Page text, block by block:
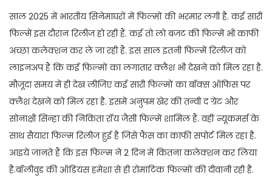
साल 2025 में भारतीय सिनेमाघरों में फिल्मों की भरमार लगी है. कई सारी
फिल्में इस दौरान रिलीज हो रही हैं. कई तो लो बजट की फिल्में भी काफी
अच्छा कलेक्शन कर ले जा रही हैं. इस साल इतनी फिल्में रिलीज को
लाइनअप हैं कि कई फिल्मों का लगातार क्लैश भी देखने को मिल रहा है.
मौजूदा समय में ही देख लीजिए कई सारी फिल्मों का बॉक्स ऑफिस पर
क्लैश देखने को मिल रहा है. इसमें अनुपम खेर की तन्वी द ग्रेट और
सोनाक्षी सिन्हा की निकिता रॉय जैसी फिल्में शामिल हैं. वहीं न्यूकमर्स के
साथ सैयारा फिल्म रिलीज हुई है जिसे फैंस का काफी सपोर्ट मिल रहा है.
आइये जानते हैं कि इस फिल्म ने 2 दिन में कितना कलेक्शन कर लिया
है.बॉलीवुड की ऑडियंस हमेशा से ही रोमांटिक फिल्मों की दीवानी रही है.